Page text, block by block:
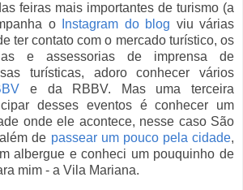
feiras mais importantes de turismo (a
o
Instagram do blog viu várias
ter contato com o mercado turístico, os
e assessorias de imprensa de
turísticas, adoro conhecer vários
e da RBBV. Mas uma terceira
desses eventos é conhecer um
onde ele acontece, nesse caso São
de passear um pouco pela cidade,
albergue e conheci um pouquinho de
mim - a Vila Mariana.